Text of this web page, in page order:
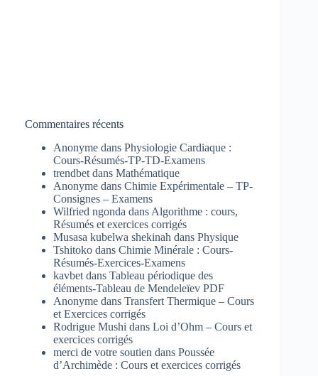
Commentaires récents
Anonyme dans Physiologie Cardiaque :
Cours-Résumés-TP-TD-Examens
trendbet dans Mathématique
Anonyme dans Chimie Expérimentale – TP-
Consignes – Examens
Wilfried ngonda dans Algorithme : cours,
Résumés et exercices corrigés
Musasa kubelwa shekinah dans Physique
Tshitoko dans Chimie Minérale : Cours-
Résumés-Exercices-Examens
kavbet dans Tableau périodique des
éléments-Tableau de Mendeleïev PDF
Anonyme dans Transfert Thermique – Cours
et Exercices corrigés
Rodrigue Mushi dans Loi d’Ohm – Cours et
exercices corrigés
merci de votre soutien dans Poussée
d’Archimède : Cours et exercices corrigés